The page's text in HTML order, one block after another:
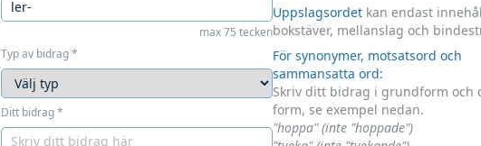
max 75 tecken
Typ av bidrag*
Ditt bidrag*
Uppslagsordet kan endast
bokstäver, mellanslag och
För synonymer, motsatsord och
sammansatta ord:
Skriv ditt bidrag i grundform och
form, se exempel nedan.
"hoppa" (inte "hoppade")